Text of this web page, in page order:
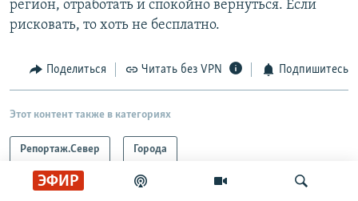
ЭФИР
регион, отработать и спокойно вернуться. Если
рисковать, то хоть не бесплатно.
Поделиться Читать без VPN Подпишитесь
Этот контент также в категориях
Репортаж.Север Города